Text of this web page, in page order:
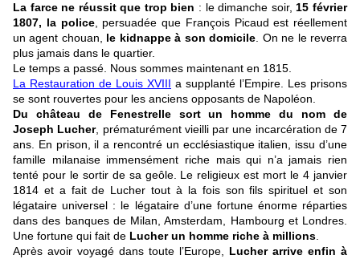
La farce ne réussit que trop bien : le dimanche soir, 15 février
1807, la police, persuadée que François Picaud est réellement
un agent chouan, le kidnappe à son domicile . On ne le reverra
plus jamais dans le quartier.
Le temps a passé. Nous sommes maintenant en 1815.
La Restauration de Louis XVIII a supplanté l’Empire. Les prisons
se sont rouvertes pour les anciens opposants de Napoléon.
Du château de Fenestrelle sort un homme du nom de
Joseph Lucher, prématurément vieilli par une incarcération de 7
ans. En prison, il a rencontré un ecclésiastique italien, issu d’une
famille milanaise immensément riche mais qui n’a jamais rien
tenté pour le sortir de sa geôle. Le religieux est mort le 4 janvier
1814 et a fait de Lucher tout à la fois son fils spirituel et son
légataire universel : le légataire d’une fortune énorme réparties
dans des banques de Milan, Amsterdam, Hambourg et Londres.
Une fortune qui fait de Lucher un homme riche à millions
Après avoir voyagé dans toute l’Europe, Lucher arrive enfin à